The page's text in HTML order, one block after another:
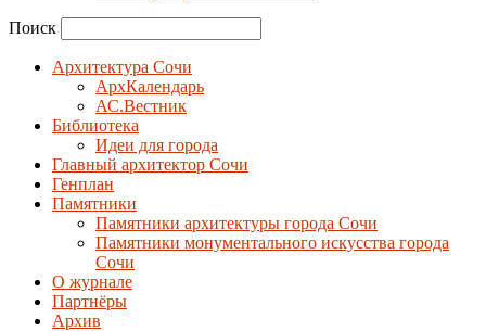
Поиск
Архитектура Сочи
АрхКалендарь
АС.Вестник
Библиотека
Идеи для города
Главный архитектор Сочи
Генплан
Памятники
Памятники архитектуры города Сочи
Памятники монументального искусства города
Сочи
О журнале
Партнёры
Архив